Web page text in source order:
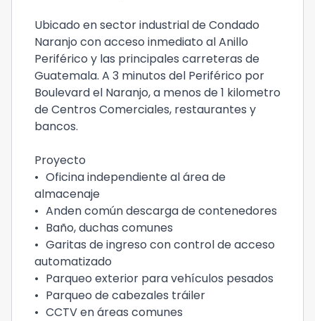
Ubicado en sector industrial de Condado
Naranjo con acceso inmediato al Anillo
Periférico y las principales carreteras de
Guatemala. A 3 minutos del Periférico por
Boulevard el Naranjo, a menos de 1 kilometro
de Centros Comerciales, restaurantes y
bancos.
Proyecto
• Oficina independiente al área de
almacenaje
• Anden común descarga de contenedores
• Baño, duchas comunes
• Garitas de ingreso con control de acceso
automatizado
• Parqueo exterior para vehículos pesados
• Parqueo de cabezales tráiler
• CCTV en áreas comunes